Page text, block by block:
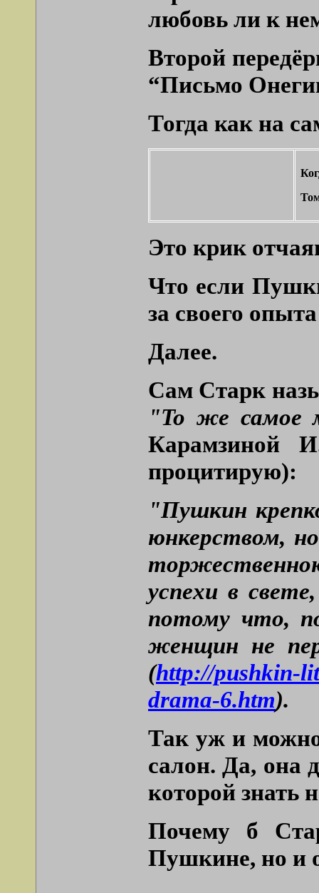
любовь ли к
Второй
“Письмо
Тогда как на
Это крик
Что если
за своего
Далее.
Сам Старк
"To же самое
Карамзиной
процитирую):
"Пушкин
юнкерством,
успехи в
потому что,
женщин не
(http://pushkin-
drama-6.htm).
Так уж и
салон. Да,
которой знать
Почему б
Пушкине, но и